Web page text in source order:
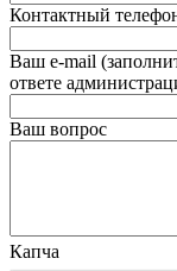
Контактный
Ваш e-mail
ответе
Ваш вопрос
Капча